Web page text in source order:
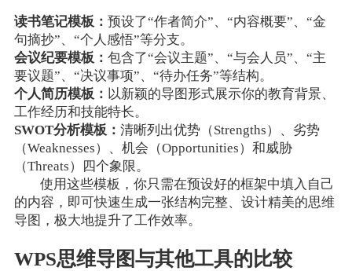
读书笔记模板： 预设了“作者简介”、“内容概要”、“金
句摘抄”、“个人感悟”等分支。
会议纪要模板： 包含了“会议主题”、“与会人员”、“主
要议题”、“决议事项”、“待办任务”等结构。
个人简历模板： 以新颖的导图形式展示你的教育背景、
工作经历和技能特长。
SWOT分析模板： 清晰列出优势（Strengths）、劣势
（Weaknesses）、机会（Opportunities）和威胁
（Threats）四个象限。
使用这些模板，你只需在预设好的框架中填入自己
的内容，即可快速生成一张结构完整、设计精美的思维
导图，极大地提升了工作效率。
WPS思维导图与其他工具的比较